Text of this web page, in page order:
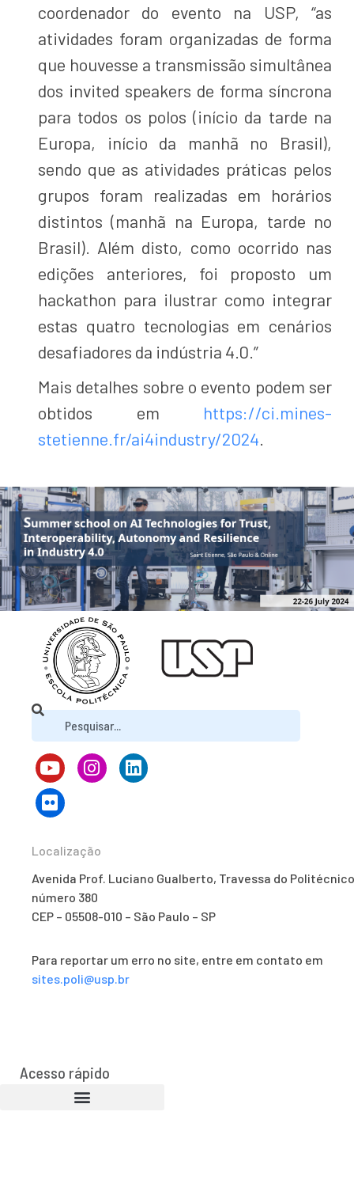
coordenador do evento na USP, “as
atividades foram organizadas de forma
que houvesse a transmissão simultânea
dos invited speakers de forma síncrona
para todos os polos (início da tarde na
Europa, início da manhã no Brasil),
sendo que as atividades práticas pelos
grupos foram realizadas em horários
distintos (manhã na Europa, tarde no
Brasil). Além disto, como ocorrido nas
edições anteriores, foi proposto um
hackathon para ilustrar como integrar
estas quatro tecnologias em cenários
desafiadores da indústria 4.0.”
Mais detalhes sobre o evento podem ser
obtidos em https://ci.mines-
stetienne.fr/ai4industry/2024.
Localização
Avenida Prof. Luciano Gualberto, Travessa do
número 380
CEP – 05508-010 – São Paulo – SP
Para reportar um erro no site, entre em contato em
sites.poli@usp.br
Acesso rápido